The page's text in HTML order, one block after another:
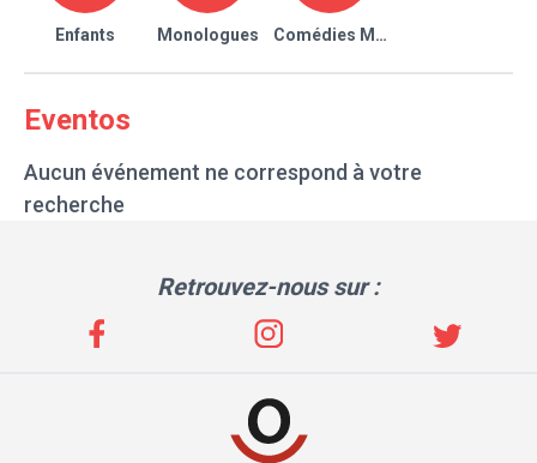
Enfants Monologues Comédies Musicales
Eventos
Aucun événement ne correspond à votre
recherche
Retrouvez-nous sur :